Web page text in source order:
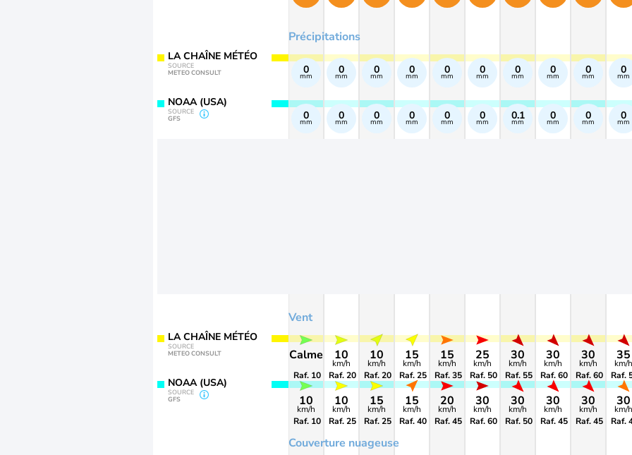
LA CHAÎNE MÉTÉO
SOURCE
METEO CONSULT
NOAA (USA)
SOURCE
GFS
LA CHAÎNE MÉTÉO
SOURCE
METEO CONSULT
NOAA (USA)
SOURCE
GFS
Précipitations
Vent
Couverture nuageuse
0
mm
0
mm
Calme
Raf. 10
10
km/h
Raf. 10
0
mm
0
mm
10
km/h
Raf. 20
10
km/h
Raf. 25
0
mm
0
mm
10
km/h
Raf. 20
15
km/h
Raf. 25
0
mm
0
mm
15
km/h
Raf. 25
15
km/h
Raf. 40
0
mm
0
mm
15
km/h
Raf. 35
20
km/h
Raf. 45
0
mm
0
mm
25
km/h
Raf. 50
30
km/h
Raf. 60
0
mm
0.1
mm
30
km/h
Raf. 55
30
km/h
Raf. 50
0
mm
0
mm
30
km/h
Raf. 60
30
km/h
Raf. 45
0
mm
0
mm
30
km/h
Raf. 60
30
km/h
Raf. 45
0
mm
0
mm
35
km/h
Raf.
30
km/h
Raf.